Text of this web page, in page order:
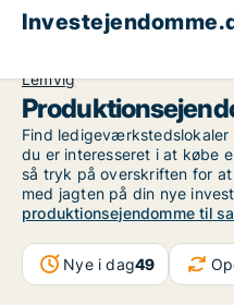
Lemvig
Find ledigeværkstedslokaler
du er interesseret i at købe
så tryk på overskriften for
med jagten på din nye
produktionsejendomme til
Nye i dag49